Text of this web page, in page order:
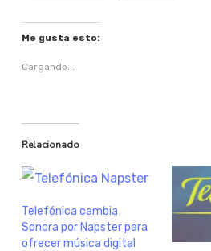
Me gusta esto:
Cargando...
Relacionado
Telefónica cambia
Sonora por Napster para
ofrecer música digital